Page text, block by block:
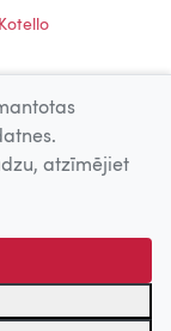
Uz augšu
sistēmu
atzīmējiet